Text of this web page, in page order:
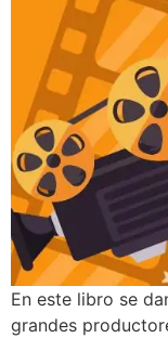
En este libro se
grandes